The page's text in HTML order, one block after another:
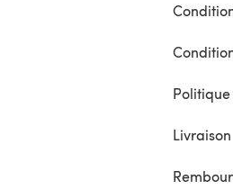
Livraison